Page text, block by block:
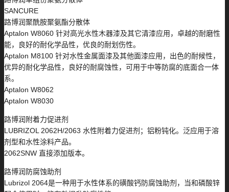
SANCURE
路博润聚酰胺聚氨酯分散体
Aptalon W8060 针对高光水性木器漆及其它清漆应用，卓越的耐磨性
能，良好的耐化学品性，优良的耐划伤性。
Aptalon M8100 针对水性金属面漆及其他面漆应用，出色的耐候性，
优异的耐化学品性，良好的耐腐蚀性，可用于中等防腐的底面合一体
系。
Aptalon W8062
Aptalon W8030
路博润附着力促进剂
LUBRIZOL 2062H/2063 水性附着力促进剂；铝粉钝化。泛应用于溶
剂型和水性涂料产品。
2062SNW 直接添加版本。
路博润防腐蚀助剂
Lubrizol 2064是一种用于水性体系的磺酸钙防腐蚀助剂，当和磷酸锌